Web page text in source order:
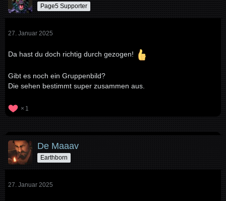
Page5 Supporter
27. Januar 2025
Da hast du doch richtig durch gezogen!
Gibt es noch ein Gruppenbild?
Die sehen bestimmt super zusammen aus.
1
De Maaav
Earthborn
27. Januar 2025